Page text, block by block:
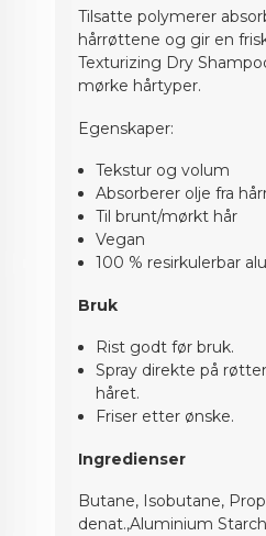
Tilsatte polymerer
hårrøttene og gir en
Texturizing Dry
mørke hårtyper.
Egenskaper:
Tekstur og volum
Absorberer olje fra
Til brunt/mørkt hår
Vegan
100 % resirkulerbar
Bruk
Rist godt før bruk.
Spray direkte på
håret.
Friser etter ønske.
Ingredienser
Butane, Isobutane,
denat.,Aluminium